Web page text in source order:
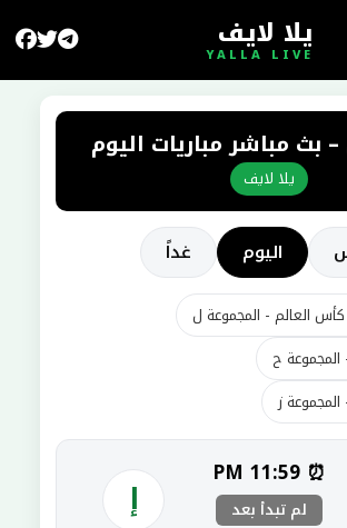
يلا لايف
YALLA LIVE
بث مباشر مباريات اليوم
يلا لايف
اليوم غداً
العالم - المجموعة ل
ح
ز
⏰ 11:59 PM
لم تبدأ بعد إ